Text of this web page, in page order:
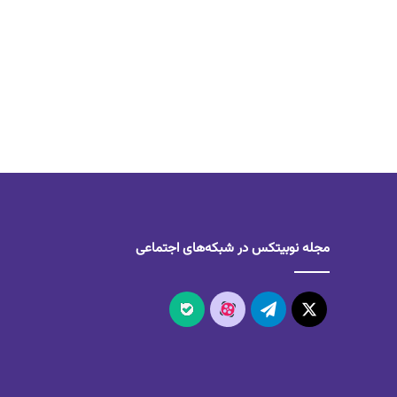
مجله نوبیتکس در شبکه‌های اجتماعی
X تلگرام آپارات بله